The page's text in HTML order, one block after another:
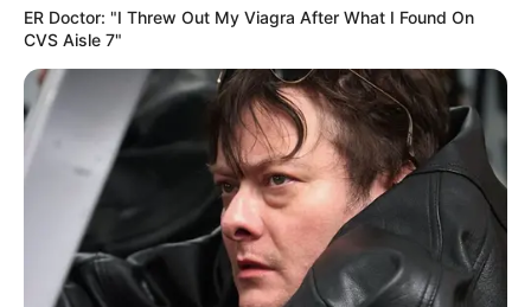
ER Doctor: "I Threw Out My Viagra After What I Found On
CVS Aisle 7"